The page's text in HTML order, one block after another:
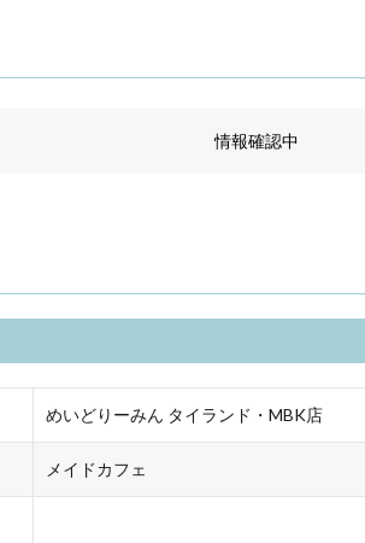
情報確認中
めいどりーみん タイランド・MBK店
メイドカフェ